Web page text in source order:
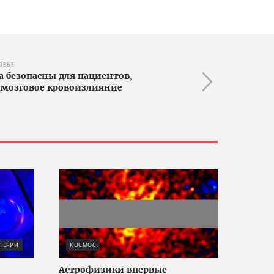
для пациентов,
кровоизлияние
КОСМОС
Астрофизики впервые